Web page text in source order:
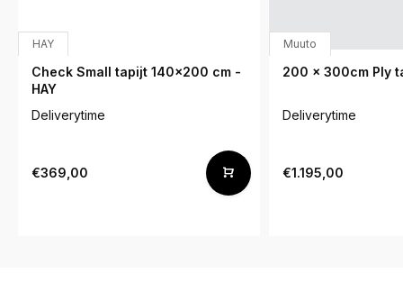
HAY
Check Small tapijt 140x200 cm -
HAY
Deliverytime
€369,00
Muuto
200 x 300cm Ply
Deliverytime
€1.195,00